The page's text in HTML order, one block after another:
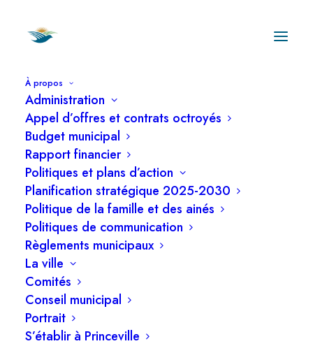
À propos
Administration
Appel d’offres et contrats octroyés
Budget municipal
Rapport financier
Politiques et plans d’action
Planification stratégique 2025-2030
Politique de la famille et des ainés
Politiques de communication
Règlements municipaux
La ville
Comités
Conseil municipal
Portrait
S’établir à Princeville
Actualités et avis
publics
CATÉGORIES